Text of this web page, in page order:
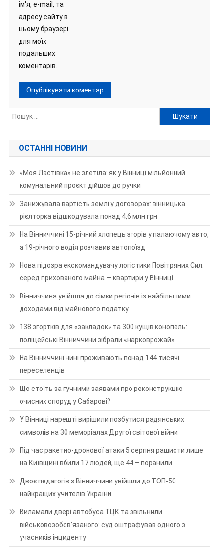
ім'я, e-mail, та
адресу сайту в
цьому браузері
для моїх
подальших
коментарів.
Пошук:
ОСТАННІ НОВИНИ
«Моя Ластівка» не злетіла: як у Вінниці мільйонний
комунальний проєкт дійшов до ручки
Занижувала вартість землі у договорах: вінницька
рієлторка відшкодувала понад 4,6 млн грн
На Вінниччині 15-річний хлопець згорів у палаючому авто,
а 19-річного водія розчавив автопоїзд
Нова підозра екскомандувачу логістики Повітряних Сил:
серед прихованого майна — квартири у Вінниці
Вінниччина увійшла до сімки регіонів із найбільшими
доходами від майнового податку
138 згортків для «закладок» та 300 кущів конопель:
поліцейські Вінниччини зібрали «нарковрожай»
На Вінниччині нині проживають понад 144 тисячі
переселенців
Що стоїть за гучними заявами про реконструкцію
очисних споруд у Сабарові?
У Вінниці нарешті вирішили позбутися радянських
символів на 30 меморіалах Другої світової війни
Під час ракетно-дронової атаки 5 серпня рашисти лише
на Київщині вбили 17 людей, ще 44 – поранили
Двоє педагогів з Вінниччини увійшли до ТОП-50
найкращих учителів України
Виламали двері автобуса ТЦК та звільнили
військовозобов’язаного: суд оштрафував одного з
учасників інциденту